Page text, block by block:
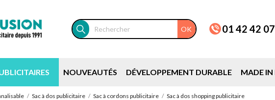
OK 01 42 42
NOUVEAUTÉS DÉVELOPPEMENT DURABLE MADE IN
Sac à dos publicitaire Sac à cordons publicitaire Sac à dos shopping publicitaire